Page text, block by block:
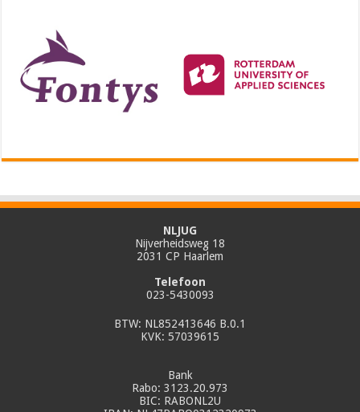
NLJUG
Nijverheidsweg 18
2031 CP Haarlem
Telefoon
023-5430093
BTW: NL852413646 B.0.1
KVK: 57039615
Bank
Rabo: 3123.20.973
BIC: RABONL2U